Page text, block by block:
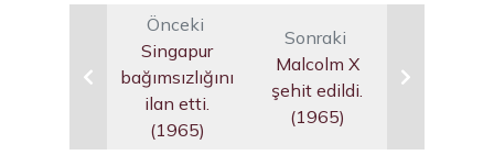
Önceki
Singapur
bağımsızlığını
ilan etti.
(1965)
Sonraki
Malcolm X
şehit edildi.
(1965)